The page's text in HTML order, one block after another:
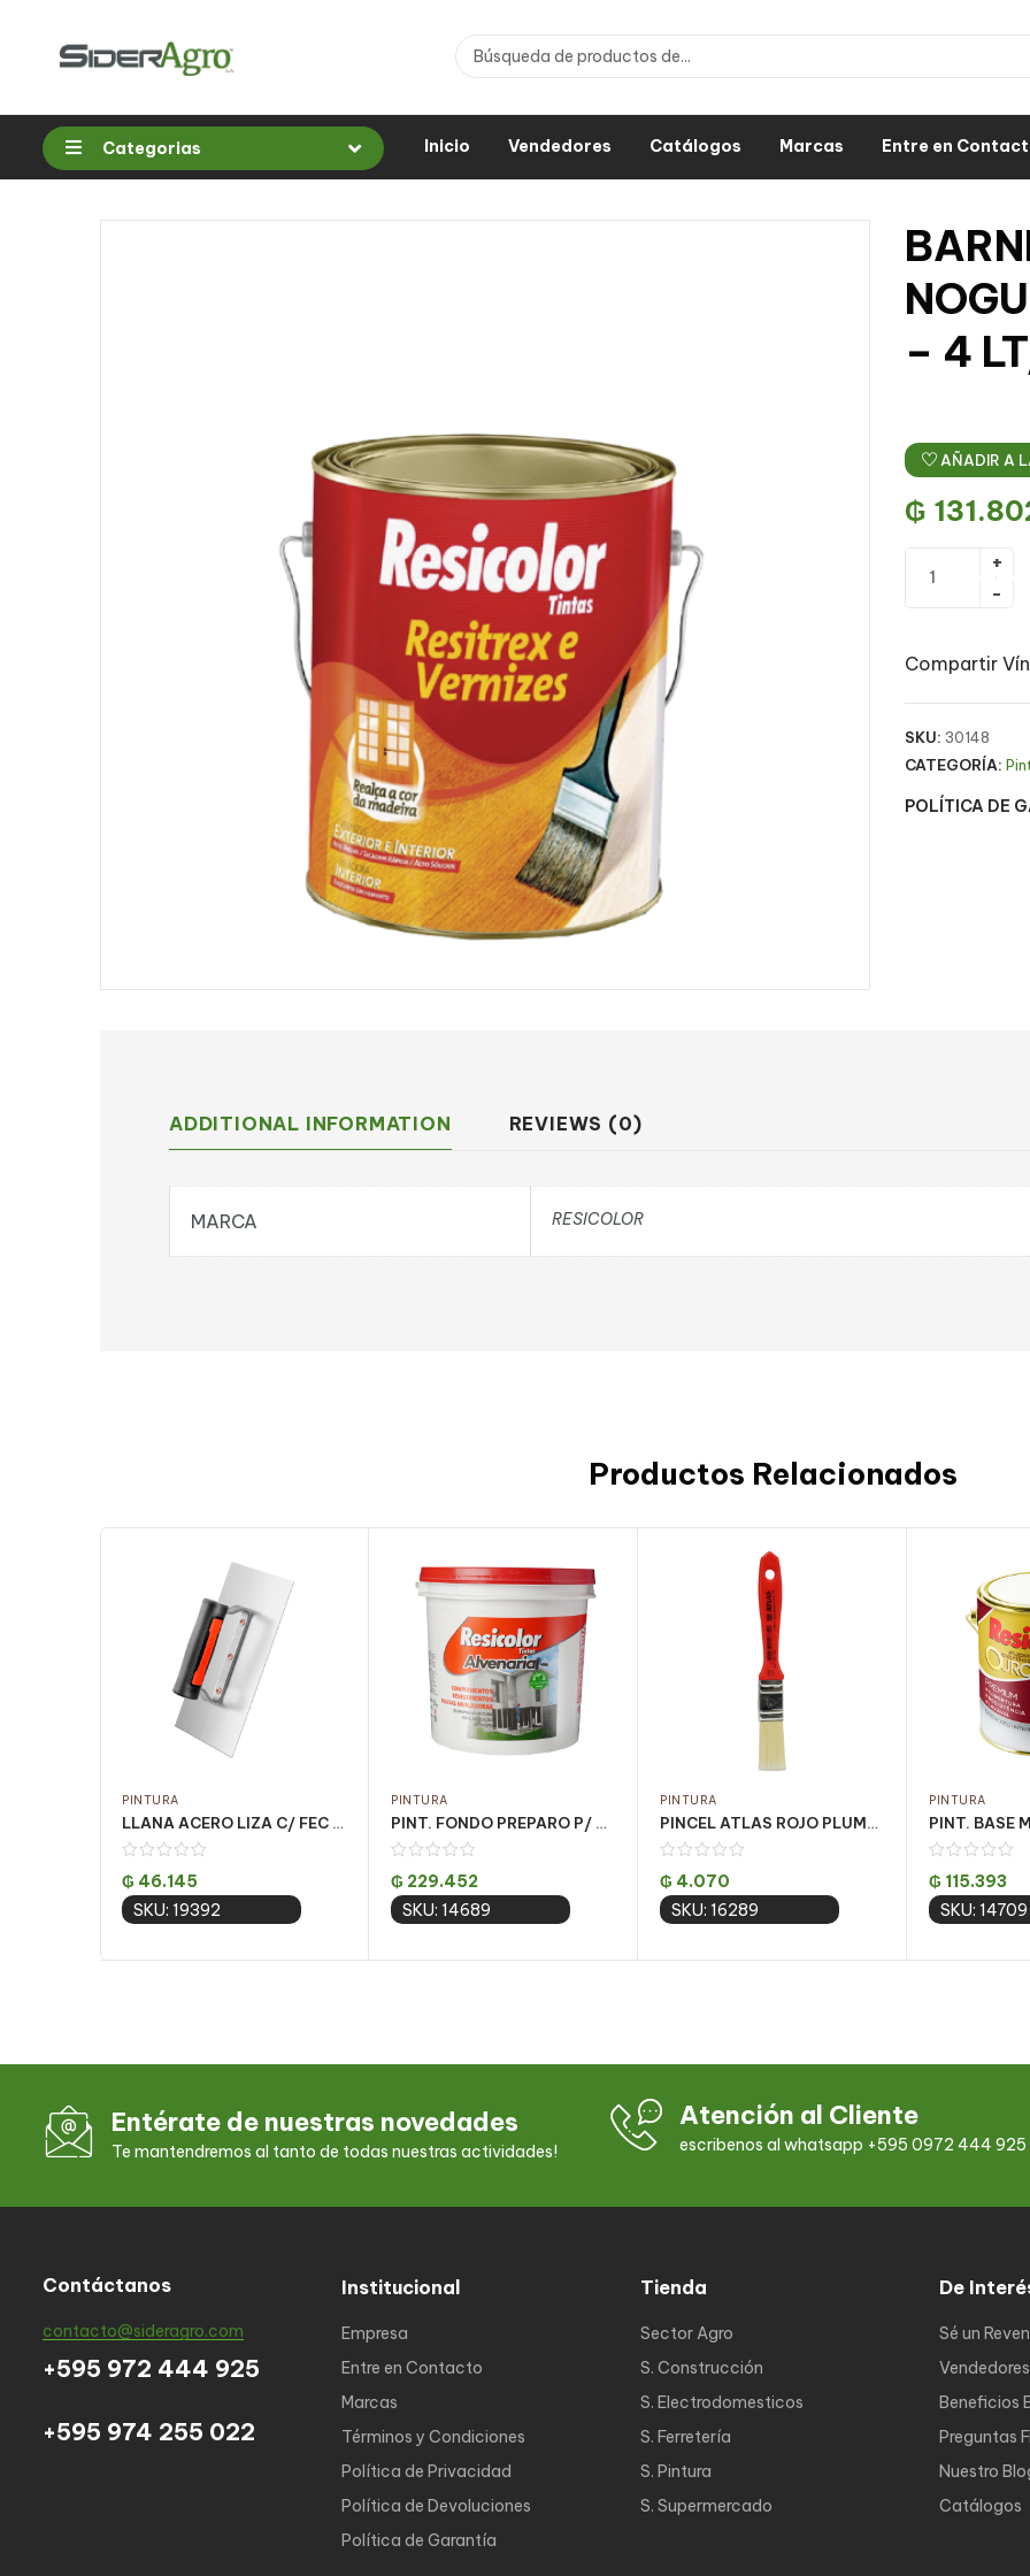
Categorias Inicio Vendedores Catálogos Marcas Entre en
– 4
AÑADIR A
₲
Compartir
SKU: 30148
CATEGORÍA:
POLÍTICA DE
ADDITIONAL INFORMATION REVIEWS (0)
MARCA RESICOLOR
Productos Relacionados
PINTURA
LLANA ACERO LIZA C/ FEC PQT 6UN 12 X25CM
₲ 46.145
SKU: 19392
Add to cart
PINTURA
PINT. FONDO PREPARO P/ PARED ACQ 18LT
₲ 229.452
SKU: 14689
Add to cart
PINTURA
PINCEL ATLAS ROJO PLUMATEK BARNIZES 3/4″ ATLAS PQT C/ 12 UN (AT315/2)
₲ 4.070
SKU: 16289
Add to cart
PINTURA
₲ 115.393
SKU: 14709
Entérate de nuestras novedades
Te mantendremos al tanto de todas nuestras actividades!
Atención al Cliente
escribenos al whatsapp +595 0972 444 925
Contáctanos
contacto@sideragro.com
+595 972 444 925
+595 974 255 022
Institucional
Empresa
Entre en Contacto
Marcas
Términos y Condiciones
Política de Privacidad
Política de Devoluciones
Política de Garantía
Tienda
Sector Agro
S. Construcción
S. Electrodomesticos
S. Ferretería
S. Pintura
S. Supermercado
De
Sé un
Vendedores
Beneficios
Preguntas
Nuestro
Catálogos